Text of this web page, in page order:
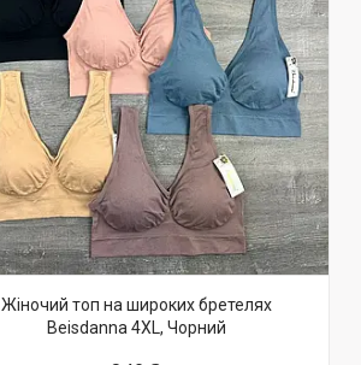
Жіночий топ на широких бретелях
Beisdanna 4XL, Чорний